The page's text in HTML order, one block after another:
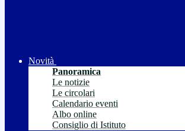
Novità
Panoramica
Le notizie
Le circolari
Calendario eventi
Albo online
Consiglio di Istituto